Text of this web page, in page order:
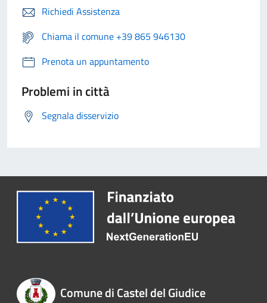
Richiedi Assistenza
Chiama il comune +39 865 946130
Prenota un appuntamento
Problemi in città
Segnala disservizio
Comune di Castel del Giudice